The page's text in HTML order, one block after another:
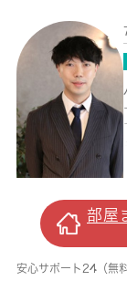
部屋
安心サポート24（無